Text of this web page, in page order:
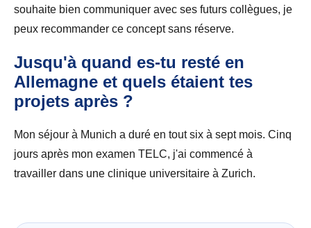
souhaite bien communiquer avec ses futurs collègues, je
peux recommander ce concept sans réserve.
Jusqu'à quand es-tu resté en
Allemagne et quels étaient tes
projets après ?
Mon séjour à Munich a duré en tout six à sept mois. Cinq
jours après mon examen TELC, j'ai commencé à
travailler dans une clinique universitaire à Zurich.